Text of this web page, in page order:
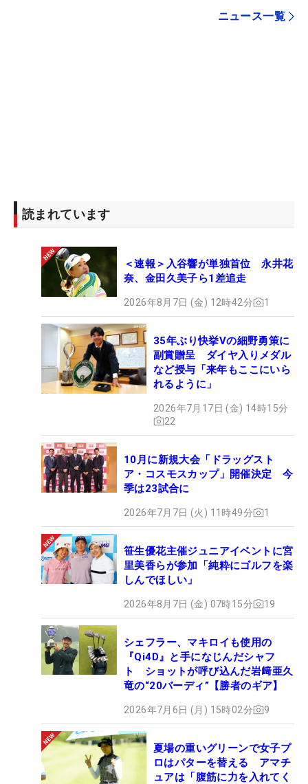
ニュース一覧
読まれています
＜速報＞入谷響が単独首位 永井花
奈、金田久美子ら1差追走
2026年8月7日 (金) 12時42分 1
35年ぶり快挙Vの細野勇策に
副賞贈呈 ダイヤ入りメダル
など授与「来年もここにいら
れるように」
2026年7月17日 (金) 14時15分
22
10月に新規大会「ドラッグスト
ア・コスモスカップ」開催決定 今
季は23試合に
2026年7月7日 (火) 11時49分 1
笹生優花主催ジュニアイベントに宮
里美香らが参加「純粋にゴルフを楽
しんでほしい」
2026年8月7日 (金) 07時15分 19
シェフラー、マキロイも使用の
『Qi4D』と手になじんだシャフ
ト ショットが呼び込んだ岩﨑亜久
竜の“20バーディ”【勝者のギア】
2026年7月6日 (月) 15時02分 9
夏場の重いグリーンで女子プ
ロはパターを替える アマチ
ュアは「腹筋に力を入れてく